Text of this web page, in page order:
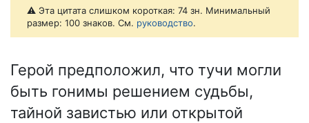
⚠️ Эта цитата слишком короткая: 74 зн. Минимальный
размер: 100 знаков. См. руководство.
Герой предположил, что тучи могли
быть гонимы решением судьбы,
тайной завистью или открытой